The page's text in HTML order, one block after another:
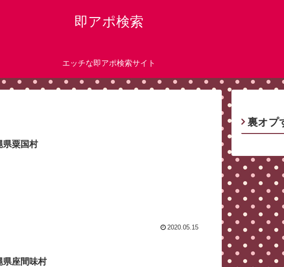
即アポ検索
エッチな即アポ検索サイト
県粟国村
2020.05.15
県座間味村
裏オプ